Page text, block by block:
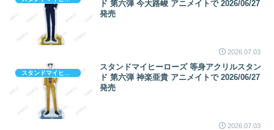
ド 第六弾 今大路峻 アニメイトで 2026/06/27
発売
2026.07.03
スタンドマイヒーローズ 等身アクリルスタン
ド 第六弾 神楽亜貴 アニメイトで 2026/06/27
発売
2026.07.03